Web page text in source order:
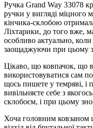
Ручка Grand Way 33078
ручки у вигляді міцного
кінчика-склобою
Ліхтарики, до того вже,
особливо актуально,
заощаджуючи при цьому
Цікаво, що ковпачок, що
використовуватися сам
щось пишете у темряві, і
вивільняєте себе з
склобоєм, і при цьому
Хоча головним ковзаном